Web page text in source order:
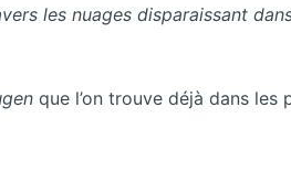
les nuages disparaissant
que l’on trouve déjà dans les